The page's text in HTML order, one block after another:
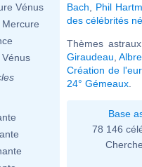
Vénus
Bach
Phil
des célébrités
Thèmes
Giraudeau ,
Création de
24° Gémeaux
Base
78 146